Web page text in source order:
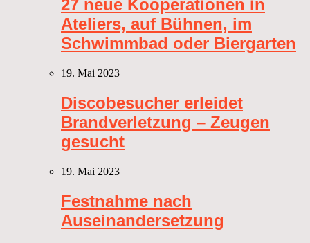
27 neue Kooperationen in
Ateliers, auf Bühnen, im
Schwimmbad oder Biergarten
19. Mai 2023
Discobesucher erleidet
Brandverletzung – Zeugen
gesucht
19. Mai 2023
Festnahme nach
Auseinandersetzung